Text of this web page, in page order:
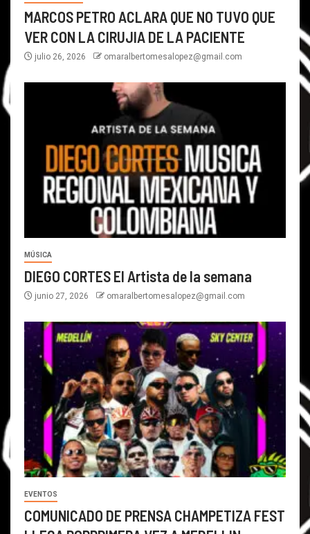
MARCOS PETRO ACLARA QUE NO TUVO QUE
VER CON LA CIRUJIA DE LA PACIENTE
julio 26, 2026 omaralbertomesalopez@gmail.com
MÚSICA
DIEGO CORTES El Artista de la semana
junio 27, 2026 omaralbertomesalopez@gmail.com
EVENTOS
COMUNICADO DE PRENSA CHAMPETIZA FEST